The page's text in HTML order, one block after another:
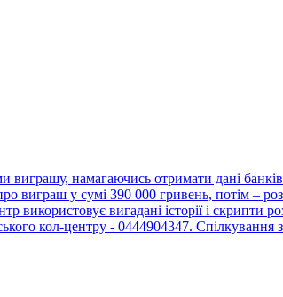
намагаючись отримати дані
виграш у сумі 390 000 гривень, потім –
вигадані історії і скрипти
кол-центру - 0444904347.